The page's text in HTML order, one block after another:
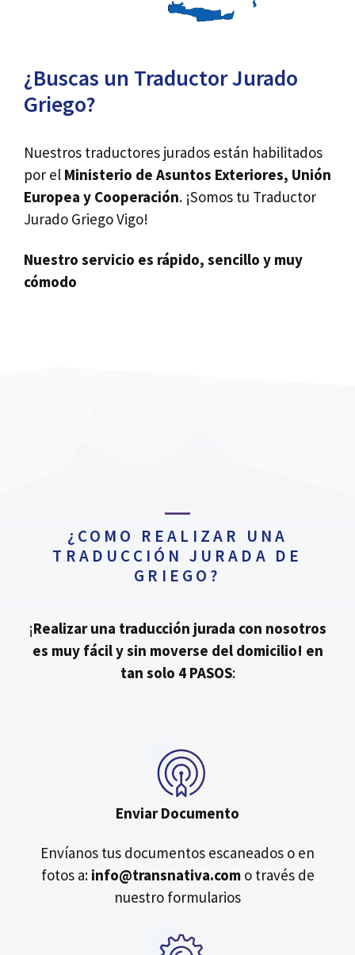
¿Buscas un Traductor Jurado
Griego?
Nuestros traductores jurados están habilitados
por el Ministerio de Asuntos Exteriores, Unión
Europea y Cooperación. ¡Somos tu Traductor
Jurado Griego Vigo!
Nuestro servicio es rápido, sencillo y muy
cómodo
¿COMO REALIZAR UNA
TRADUCCIÓN JURADA DE
GRIEGO?
¡Realizar una traducción jurada con nosotros
es muy fácil y sin moverse del domicilio! en
tan solo 4 PASOS:
Enviar Documento
Envíanos tus documentos escaneados o en
fotos a: info@transnativa.como través de
nuestro formularios